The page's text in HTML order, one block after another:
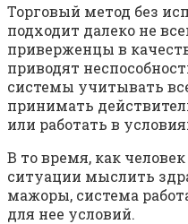
Торговый метод без
подходит далеко не
приверженцы в
приводят
системы учитывать
принимать
или работать в
В то время, как
ситуации мыслить
мажоры, система
для нее условий.